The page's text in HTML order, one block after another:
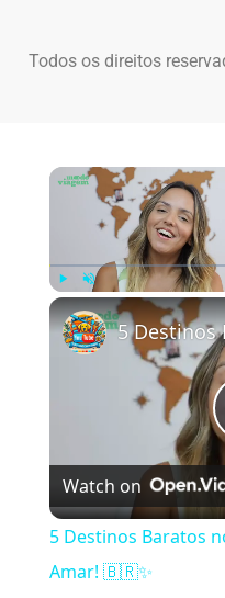
Todos os direitos
Watch on
5 Destinos Baratos
Amar! 🇧🇷✨